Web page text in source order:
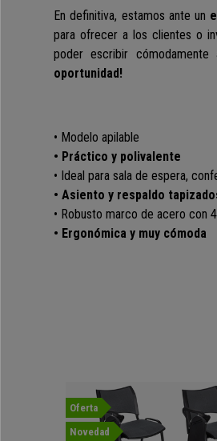
En definitiva, estamos ante un
para ofrecer a los clientes o
poder escribir
oportunidad!
• Modelo apilable
• Práctico y polivalente
• Ideal para sala de espera,
• Asiento y respaldo
• Robusto marco de acero con
• Ergonómica y muy cómoda
Oferta
Novedad